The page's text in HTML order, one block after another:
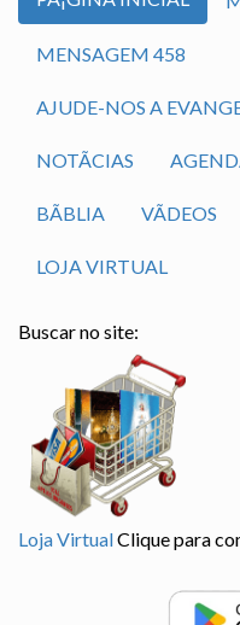
MENSAGEM 458
AJUDE-NOS A
NOTÃ­CIAS
BÃ­BLIA VÃ­DEOS
LOJA VIRTUAL
Buscar no site:
Loja VirtualClique para